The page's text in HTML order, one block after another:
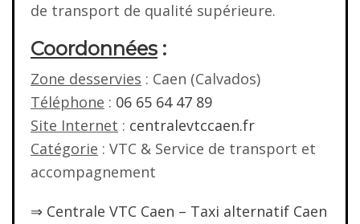
de transport de qualité supérieure.
Coordonnées :
Zone desservies : Caen (Calvados)
Téléphone : 06 65 64 47 89
Site Internet : centralevtccaen.fr
Catégorie : VTC & Service de transport et
accompagnement
⇒ Centrale VTC Caen – Taxi alternatif Caen